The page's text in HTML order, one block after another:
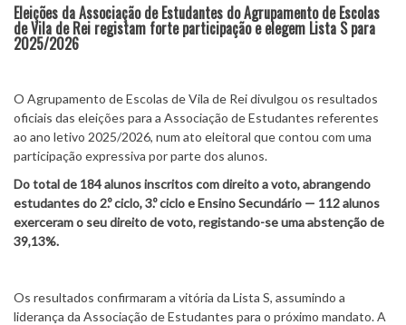
Eleições da Associação de Estudantes do Agrupamento de Escolas
de Vila de Rei registam forte participação e elegem Lista S para
2025/2026
O Agrupamento de Escolas de Vila de Rei divulgou os resultados
oficiais das eleições para a Associação de Estudantes referentes
ao ano letivo 2025/2026, num ato eleitoral que contou com uma
participação expressiva por parte dos alunos.
Do total de 184 alunos inscritos com direito a voto, abrangendo
estudantes do 2.º ciclo, 3.º ciclo e Ensino Secundário — 112 alunos
exerceram o seu direito de voto, registando-se uma abstenção de
39,13%.
Os resultados confirmaram a vitória da Lista S, assumindo a
liderança da Associação de Estudantes para o próximo mandato. A